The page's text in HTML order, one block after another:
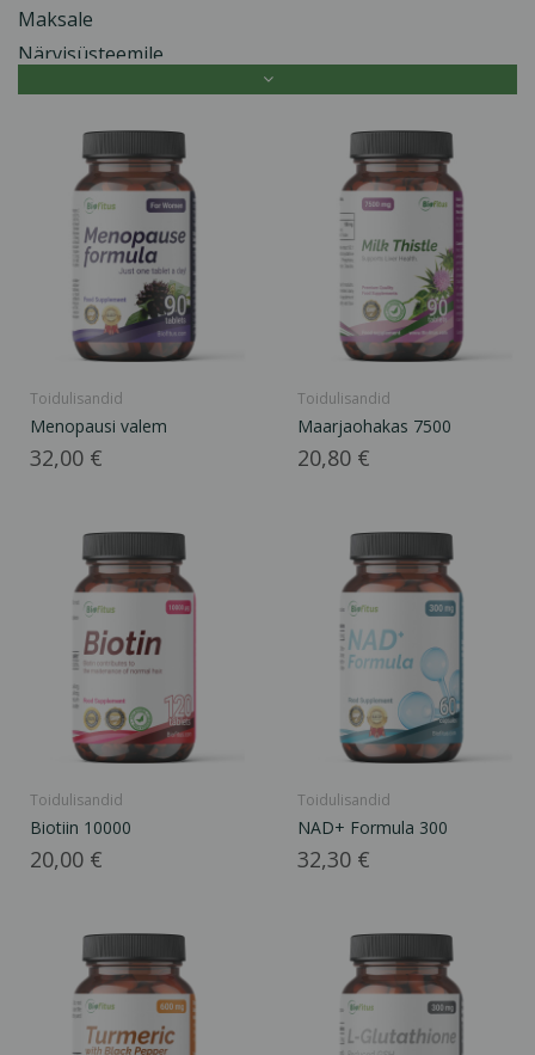
Maksale
Närvisüsteemile
Silmadele
Seedimisele
Probiootikumid
Kalaõli
Mälule
Antioksüdandid
Hemaglobiinile
Nahale, juustele,...
Magamiseks
Südame tööks
Toidulisandid
Menopausi valem
Hind
32,00 €
Toidulisandid
Maarjaohakas 7500
Hind
20,80 €
Toidulisandid
Biotiin 10000
Hind
20,00 €
Toidulisandid
NAD+ Formula 300
Hind
32,30 €